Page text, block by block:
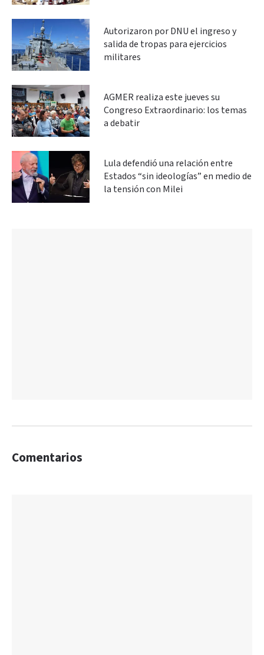
Autorizaron por DNU el ingreso y
salida de tropas para ejercicios
militares
AGMER realiza este jueves su
Congreso Extraordinario: los temas
a debatir
Lula defendió una relación entre
Estados “sin ideologías” en medio de
la tensión con Milei
Comentarios